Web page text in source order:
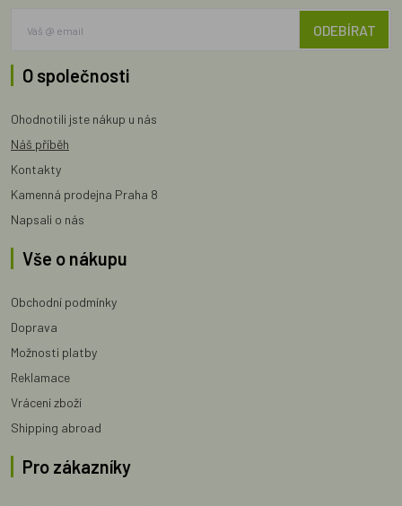
ODEBÍRAT
O společnosti
Ohodnotili jste nákup u nás
Náš příběh
Kontakty
Kamenná prodejna Praha 8
Napsali o nás
Vše o nákupu
Obchodní podmínky
Doprava
Možnosti platby
Reklamace
Vrácení zboží
Shipping abroad
Pro zákazníky